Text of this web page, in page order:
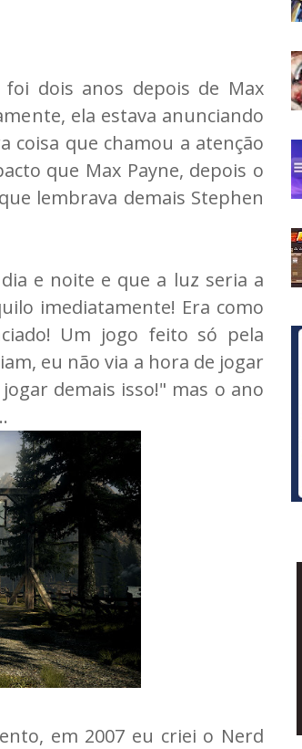
dois anos depois de Max
ela estava anunciando
coisa que chamou a atenção
que Max Payne, depois o
lembrava demais Stephen
e noite e que a luz seria a
imediatamente! Era como
Um jogo feito só pela
eu não via a hora de jogar
demais isso!" mas o ano
em 2007 eu criei o Nerd